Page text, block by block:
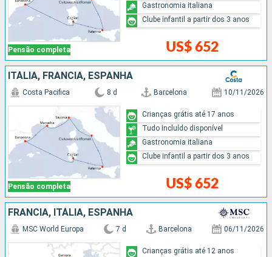
Pensão completa US$ 652
Gastronomia italiana
Clube infantil a partir dos 3 anos
ITÁLIA, FRANCIA, ESPANHA
Pensão completa
Costa Pacifica 8 d Barcelona 10/11/2026
US$ 652
Crianças grátis até 17 anos
Tudo incluído disponível
Gastronomia italiana
Clube infantil a partir dos 3 anos
FRANCIA, ITÁLIA, ESPANHA
MSC World Europa 7 d Barcelona 06/11/2026
Crianças grátis até 12 anos